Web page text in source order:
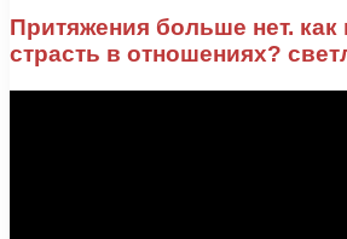
Притяжения больше нет. как
страсть в отношениях?